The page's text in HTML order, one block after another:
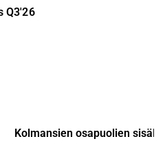
Q3'26
Kolmansien osapuolien